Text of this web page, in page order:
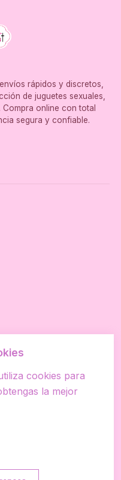
rápidos y discretos,
de juguetes sexuales,
online con total
segura y confiable.
cookies para
la mejor